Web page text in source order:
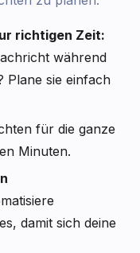
richtigen Zeit:
während
Plane sie einfach
für die ganze
Minuten.
damit sich deine